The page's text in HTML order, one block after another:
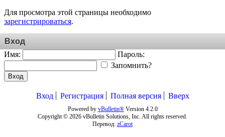
Для просмотра этой страницы необходимо
зарегистрироваться.
Вход
Имя:
Пароль:
Запомнить?
Вход
Вход Регистрация Полная версия Вверх
Powered by vBulletin®Version 4.2.0
Copyright © 2026 vBulletin Solutions, Inc. All rights reserved.
Перевод: zCarot